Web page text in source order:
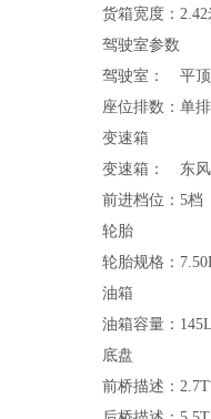
货箱宽度：
驾驶室参数
驾驶室：
平顶
座位排数： 单排
变速箱
变速箱：
东
前进档位： 5档
轮胎
轮胎规格：
油箱
油箱容量：
底盘
前桥描述：